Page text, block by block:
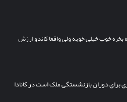
خوب خیلی خوبه ولی واقعا کاندو ارزش
برای دوران بازنشستگی ملک است در کانادا